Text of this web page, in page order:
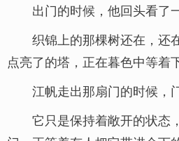
出门的时候，他回头看了
织锦上的那棵树还在，还
点亮了的塔，正在暮色中等着
江帆走出那扇门的时候，
它只是保持着敞开的状态